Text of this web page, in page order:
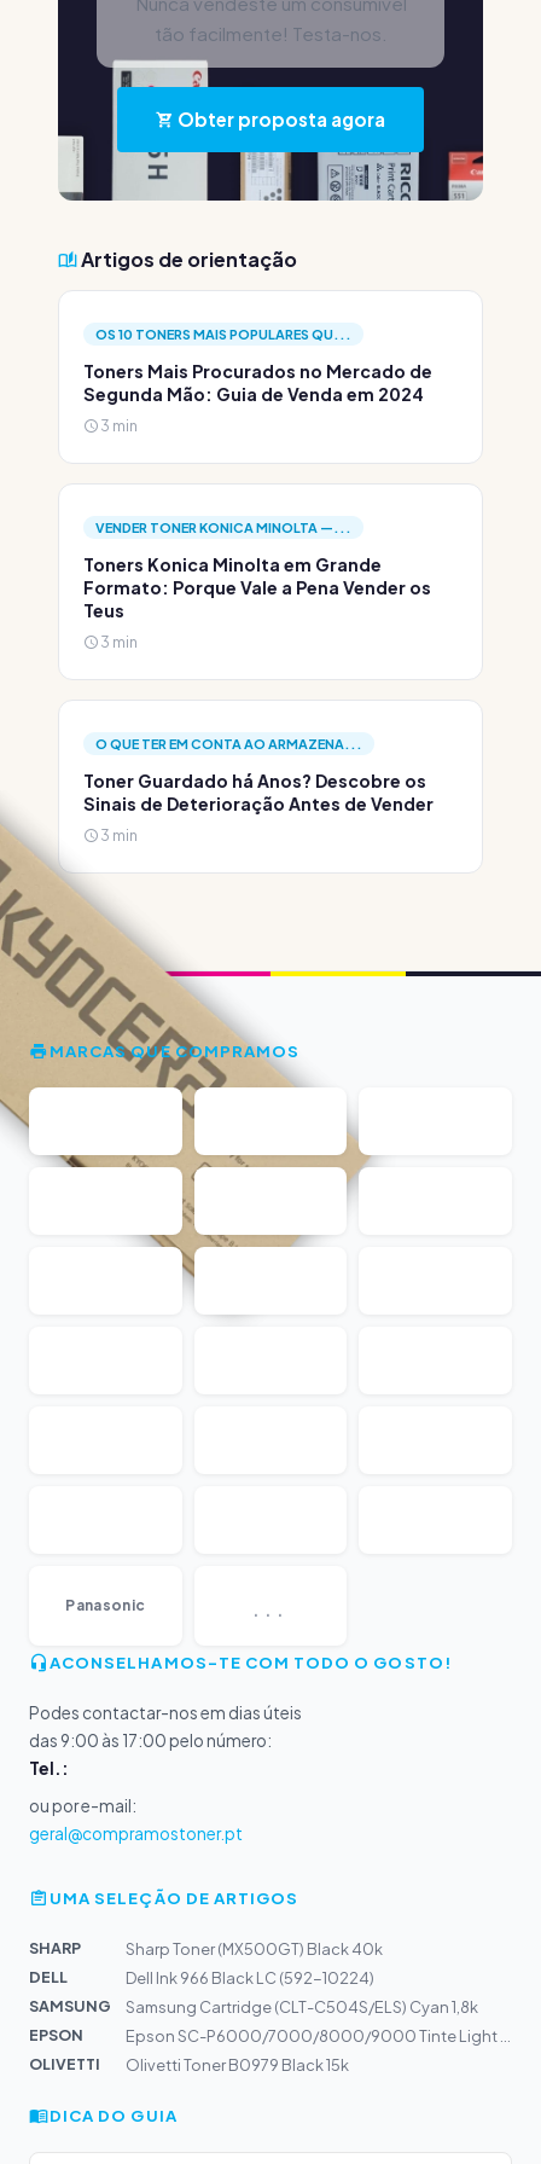
tão facilmente! Testa-nos.
Obter proposta agora
Artigos de orientação
OS 10 TONERS MAIS POPULARES QU...
Toners Mais Procurados no Mercado de
Segunda Mão: Guia de Venda em 2024
3 min
VENDER TONER KONICA MINOLTA —...
Toners Konica Minolta em Grande
Formato: Porque Vale a Pena Vender os
Teus
3 min
O QUE TER EM CONTA AO ARMAZENA...
Toner Guardado há Anos? Descobre os
Sinais de Deterioração Antes de Vender
3 min
MARCAS QUE COMPRAMOS
Panasonic ...
ACONSELHAMOS-TE COM TODO O GOSTO!
Podes contactar-nos em dias úteis
das 9:00 às 17:00 pelo número:
Tel.:
ou por e-mail:
geral@compramostoner.pt
UMA SELEÇÃO DE ARTIGOS
SHARP
Sharp Toner (MX500GT) Black 40k
DELL
Dell Ink 966 Black LC (592-10224)
SAMSUNG
Samsung Cartridge (CLT-C504S/ELS) Cyan 1,8k
EPSON
OLIVETTI
Olivetti Toner B0979 Black 15k
DICA DO GUIA